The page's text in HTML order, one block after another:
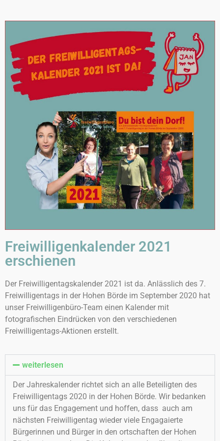
Freiwilligenkalender 2021
erschienen
Der Freiwilligentagskalender 2021 ist da. Anlässlich des 7.
Freiwilligentags in der Hohen Börde im September 2020 hat
unser Freiwilligenbüro-Team einen Kalender mit
fotografischen Eindrücken von den verschiedenen
Freiwilligentags-Aktionen erstellt.
weiterlesen
Der Jahreskalender richtet sich an alle Beteiligten des
Freiwilligentags 2020 in der Hohen Börde. Wir bedanken
uns für das Engagement und hoffen, dass auch am
nächsten Freiwilligentag wieder viele Engagaierte
Bürgerinnen und Bürger in den ortschaften der Hohen